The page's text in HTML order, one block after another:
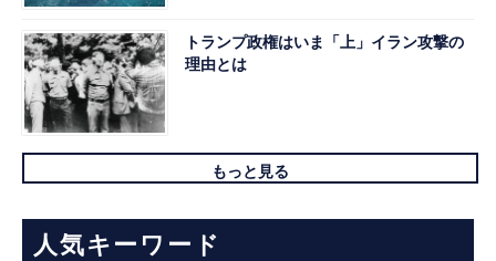
トランプ政権はいま「上」イラン攻撃の
理由とは
もっと見る
人気キーワード